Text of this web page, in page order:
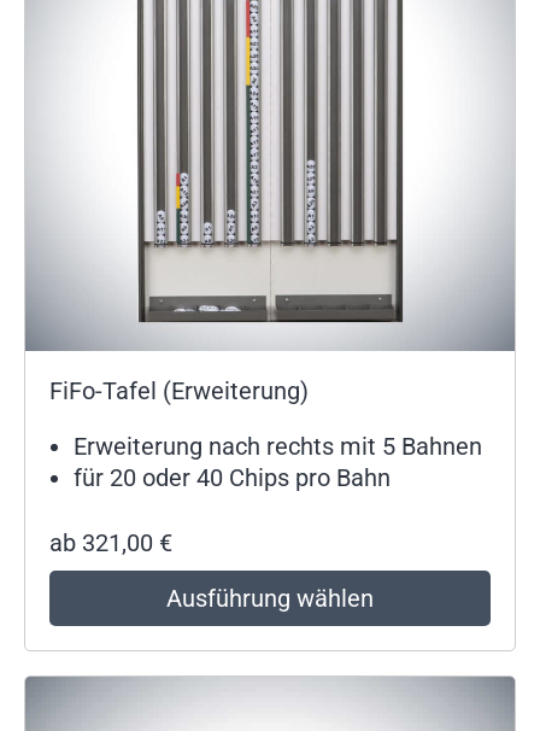
FiFo-Tafel (Erweiterung)
Erweiterung nach rechts mit 5 Bahnen
für 20 oder 40 Chips pro Bahn
ab 321,00 €
Ausführung wählen